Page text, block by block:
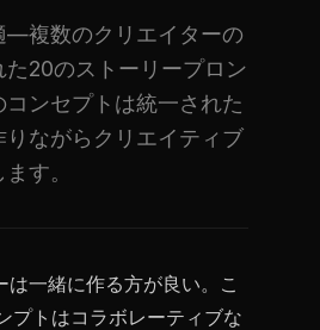
—複数のクリエイターの
た20のストーリープロン
ンセプトは統一された
ながらクリエイティブ
す。
は一緒に作る方が良い。こ
プトはコラボレーティブな